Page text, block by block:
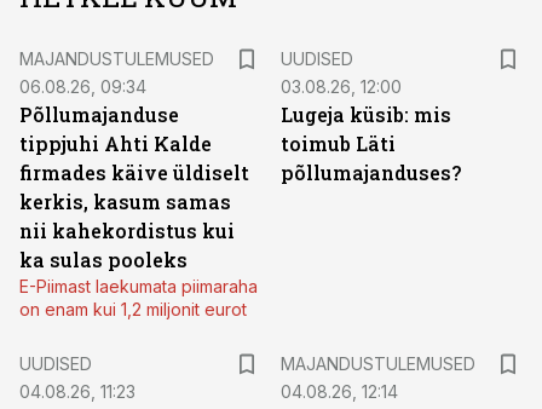
MAJANDUSTULEMUSED
06.08.26, 09:34
Põllumajanduse
tippjuhi Ahti Kalde
firmades käive üldiselt
kerkis, kasum samas
nii kahekordistus kui
ka sulas pooleks
E-Piimast laekumata piimaraha
on enam kui 1,2 miljonit eurot
UUDISED
03.08.26, 12:00
Lugeja küsib: mis
toimub Läti
põllumajanduses?
UUDISED
04.08.26, 11:23
MAJANDUSTULEMUSED
04.08.26, 12:14